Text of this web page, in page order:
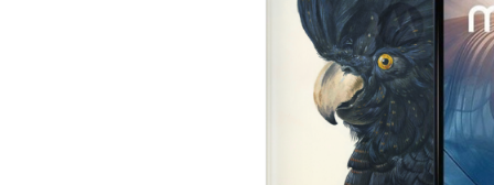
Body-uri copii personalizate
Dop
de vin
Dozatoare de
personalizate
Genti de plaja
Genti sport
Ghiozdane